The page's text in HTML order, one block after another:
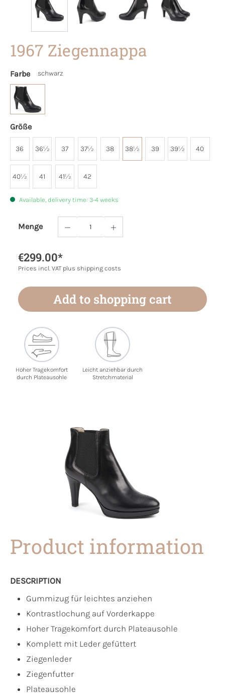
1967 Ziegennappa
Farbe schwarz
Größe
36 36½ 37 37½ 38 38½ 39 39½ 40
40½ 41 41½ 42
Available, delivery time: 3-4 weeks
Menge
Product Quantity: Enter the desired
€299.00*
Prices incl. VAT plus shipping costs
Add to shopping cart
Hoher Tragekomfort
durch Plateausohle
Leicht anziehbar durch
Stretchmaterial
Product information
DESCRIPTION
Gummizug für leichtes anziehen
Kontrastlochung auf Vorderkappe
Hoher Tragekomfort durch Plateausohle
Komplett mit Leder gefüttert
Ziegenleder
Ziegenfutter
Plateausohle